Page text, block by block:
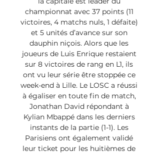
championnat avec 37 points (11
victoires, 4 matchs nuls, 1 défaite)
et 5 unités d’avance sur son
dauphin niçois. Alors que les
joueurs de Luis Enrique restaient
sur 8 victoires de rang en L1, ils
ont vu leur série être stoppée ce
week-end à Lille. Le LOSC a réussi
à égaliser en toute fin de match,
Jonathan David répondant à
Kylian Mbappé dans les derniers
instants de la partie (1-1). Les
Parisiens ont également validé
leur ticket pour les huitièmes de